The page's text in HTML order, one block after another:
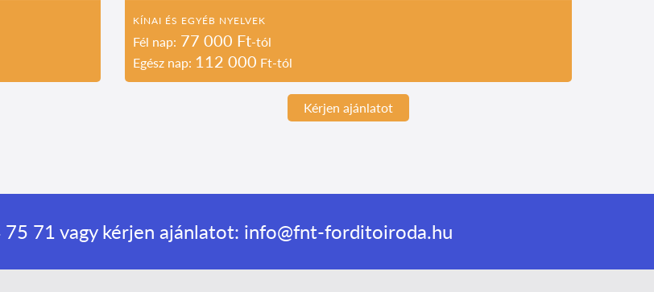
KÍNAI ÉS EGYÉB NYELVEK
Fél nap: 77 000 Ft-tól
Egész nap: 112 000 Ft-tól
Kérjen ajánlatot
75 71 vagy kérjen ajánlatot: info@fnt-forditoiroda.hu